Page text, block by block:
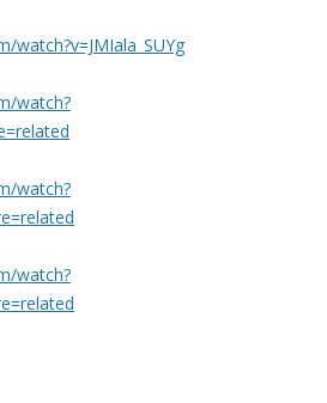
watch?
watch?
watch?